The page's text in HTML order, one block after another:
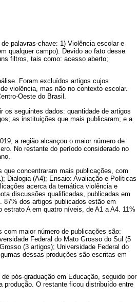
palavras-chave: 1) Violência escolar e
qualquer campo). Devido ao fato desse
filtros, tais como: acesso aberto;
Foram excluídos artigos cujos
violência, mas não no contexto escolar.
Oeste do Brasil.
os seguintes dados: quantidade de artigos
as instituições que mais publicaram; e a
a região alcançou o maior número de
No restante do período considerado no
concentraram mais publicações, com
Dialogia (A4); Ensaio: Avaliação e Políticas
acerca da temática violência e
discussões qualificadas, publicadas em
87% dos artigos publicados estão em
A em quatro níveis, de A1 a A4. 11%
maior número de publicações são:
Federal do Mato Grosso do Sul (5
(3 artigos); Universidade Federal do
dessas produções são escritas em
pós-graduação em Educação, seguido por
produção. O restante ficou distribuído entre